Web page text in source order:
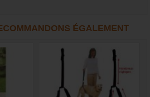
ÉGALEMENT